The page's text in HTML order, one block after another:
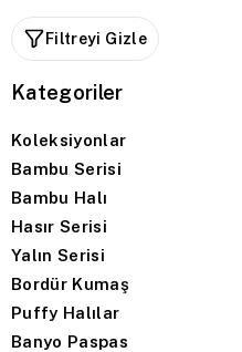
Filtreyi Gizle
Kategoriler
Koleksiyonlar
Bambu Serisi
Bambu Halı
Hasır Serisi
Yalın Serisi
Bordür Kumaş
Puffy Halılar
Banyo Paspas